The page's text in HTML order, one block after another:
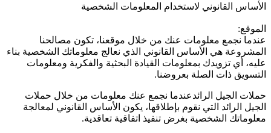
الأساس القانوني لاستخدام المعلومات الشخصية
الموقع:
عندما نجمع معلومات عنك من خلال موقعنا، تكون مصالحنا
المشروعة هي الأساس القانوني الذي نعالج معلوماتك الشخصية بناء
عليه، أي تزويدك بمعلومات القيادة البحثية والفكرية ومعلومات
التسويق ذات الصلة بعروضنا.
حملات الجيل الرائدعندما نجمع عنك معلومات من خلال حملات
الجيل الرائد التي نقوم بإطلاقها، يكون الأساس القانوني لمعالجة
معلوماتك الشخصية بغرض تنفيذ اتفاقية تعاقدية.